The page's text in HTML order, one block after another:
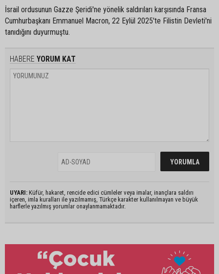
İsrail ordusunun Gazze Şeridi'ne yönelik saldırıları karşısında Fransa
Cumhurbaşkanı Emmanuel Macron, 22 Eylül 2025'te Filistin Devleti'ni
tanıdığını duyurmuştu.
HABERE YORUM KAT
UYARI: Küfür, hakaret, rencide edici cümleler veya imalar, inançlara saldırı
içeren, imla kuralları ile yazılmamış, Türkçe karakter kullanılmayan ve büyük
harflerle yazılmış yorumlar onaylanmamaktadır.